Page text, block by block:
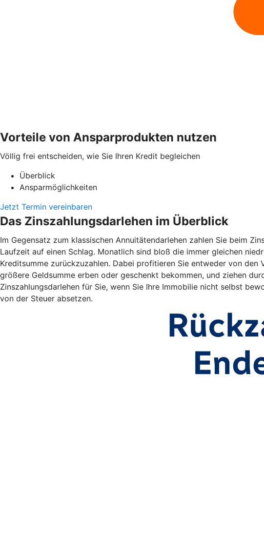
Vorteile von Ansparprodukten nutzen
Völlig frei entscheiden, wie Sie Ihren Kredit begleichen
Überblick
Ansparmöglichkeiten
Jetzt Termin vereinbaren
Das Zinszahlungsdarlehen im Überblick
Im Gegensatz zum klassischen Annuitätendarlehen zahlen Sie beim
Laufzeit auf einen Schlag. Monatlich sind bloß die immer gleichen
Kreditsumme zurückzuzahlen. Dabei profitieren Sie entweder von
größere Geldsumme erben oder geschenkt bekommen, und ziehen
Zinszahlungsdarlehen für Sie, wenn Sie Ihre Immobilie nicht selbst
von der Steuer absetzen.